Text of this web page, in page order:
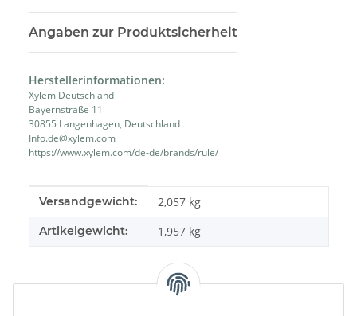
Angaben zur Produktsicherheit
Herstellerinformationen:
Xylem Deutschland
Bayernstraße 11
30855 Langenhagen, Deutschland
Info.de@xylem.com
https://www.xylem.com/de-de/brands/rule/
Produkteigenschaft
Wert
Versandgewicht: 2,057 kg
Artikelgewicht: 1,957 kg